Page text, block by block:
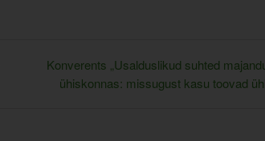
Konverents „Usalduslikud suhted
ühiskonnas: missugust kasu toovad